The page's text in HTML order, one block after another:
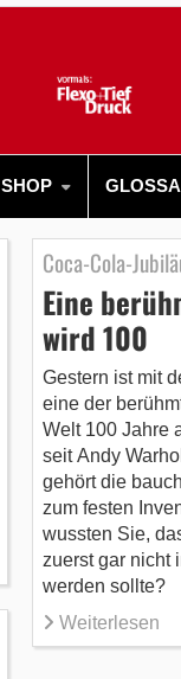
SHOP
Coca-Cola-
Eine
wird 100
Gestern ist mit
eine der
Welt 100 Jahre
seit Andy
gehört die
zum festen
wussten Sie,
zuerst gar nicht
werden sollte?
Weiterlesen